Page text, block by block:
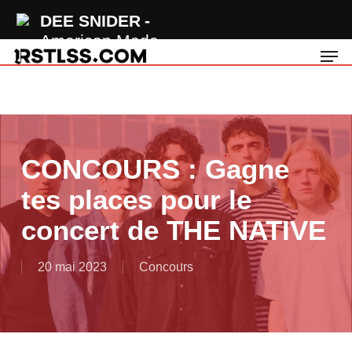
DEE SNIDER
American Made
main
CONCOURS : Gagne
tes places pour le
concert de THE NATIVE
20 mai 2023 Concours